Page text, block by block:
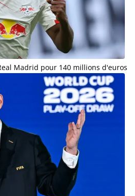
Madrid pour 140 millions d'euros